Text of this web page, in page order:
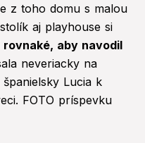
z toho domu s malou
aj playhouse si
rovnaké, aby navodil
neveriacky na
Lucia k
FOTO príspevku